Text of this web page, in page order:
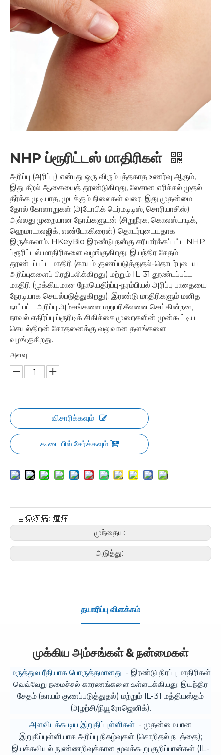
NHP ப்ரூரிட்டஸ் மாதிரிகள்
அரிப்பு (அரிப்பு) என்பது ஒரு விரும்பத்தகாத உணர்வு ஆகும்,
இது கீறல் ஆசையைத் தூண்டுகிறது, லேசான எரிச்சல் முதல்
தீர்க்க முடியாத, முடக்கும் நிலைகள் வரை. இது முதன்மை
தோல் கோளாறுகள் (அடோபிக் டெர்மடிடிஸ், சொரியாசிஸ்)
அல்லது முறையான நோய்களுடன் (சிறுநீரக, கொலஸ்டாடிக்,
ஹெமாடாலஜிக், எண்டோகிரைன்) தொடர்புடையதாக
இருக்கலாம். HKeyBio இரண்டு நன்கு சரிபார்க்கப்பட்ட NHP
ப்ரூரிட்டஸ் மாதிரிகளை வழங்குகிறது: இயந்திர சேதம்
தூண்டப்பட்ட மாதிரி (காயம் குணப்படுத்துதல்-தொடர்புடைய
அரிப்புகளைப் பிரதிபலிக்கிறது) மற்றும் IL-31 தூண்டப்பட்ட
மாதிரி (முக்கியமான நோயெதிர்ப்பு-நரம்பியல் அரிப்பு பாதையை
நேரடியாக செயல்படுத்துகிறது). இரண்டு மாதிரிகளும் மனித
நாட்பட்ட அரிப்பு அம்சங்களை மறுபரிசீலனை செய்கின்றன,
நாவல் எதிர்ப்பு ப்ரூரிடிக் சிகிச்சை முறைகளின் முன்கூட்டிய
செயல்திறன் சோதனைக்கு வலுவான தளங்களை
வழங்குகிறது.
அளவு:
விசாரிக்கவும்
கூடையில் சேர்க்கவும்
自免疾病: 瘙痒
முந்தைய:
அடுத்து:
தயாரிப்பு விளக்கம்
முக்கிய அம்சங்கள் & நன்மைகள்
மருத்துவ ரீதியாக பொருத்தமானது - இரண்டு நிரப்பு மாதிரிகள்
வெவ்வேறு நமைச்சல் காரணங்களை உள்ளடக்கியது: இயந்திர
சேதம் (காயம் குணப்படுத்துதல்) மற்றும் IL-31 மத்தியஸ்தம்
(அழற்சி/நியூரோஜெனிக்).
அளவிடக்கூடிய இறுதிப்புள்ளிகள் - முதன்மையான
இறுதிப்புள்ளியாக அரிப்பு நிகழ்வுகள் (சொறிதல் நடத்தை);
இயக்கவியல் நுண்ணறிவுக்கான மூலக்கூறு குறிப்பான்கள் (IL-